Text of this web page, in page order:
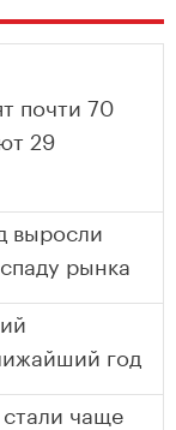
почти 70
29
выросли
рынка
год
чаще